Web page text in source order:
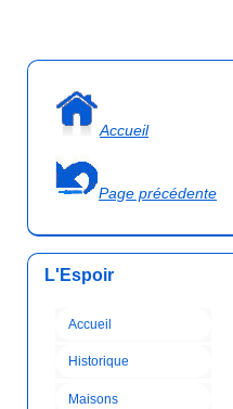
Accueil
Page précédente
L'Espoir
Accueil
Historique
Maisons